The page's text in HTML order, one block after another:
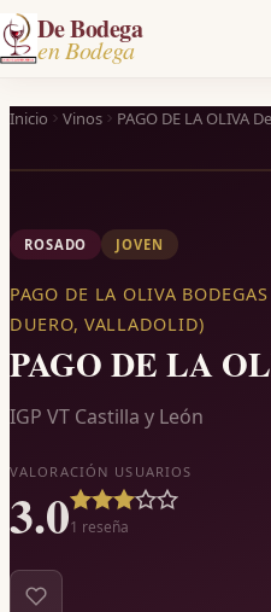
De Bodega
en Bodega
Inicio Vinos PAGO DE LA OLIVA
ROSADO JOVEN
PAGO DE LA OLIVA
DUERO, VALLADOLID)
PAGO DE LA
IGP VT Castilla y León
VALORACIÓN USUARIOS
3.01 reseña